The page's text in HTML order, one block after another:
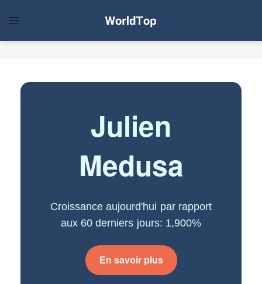
Julien
Medusa
Croissance aujourd'hui par rapport
aux 60 derniers jours: 1,900%
En savoir plus